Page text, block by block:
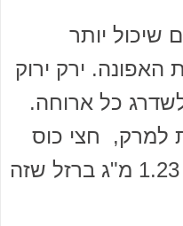
שיכול יותר
ירק ירוק
כל ארוחה.
למרק, חצי כוס
אפונה מורתחת, מכילה 1.23 מ"ג ברזל שזה